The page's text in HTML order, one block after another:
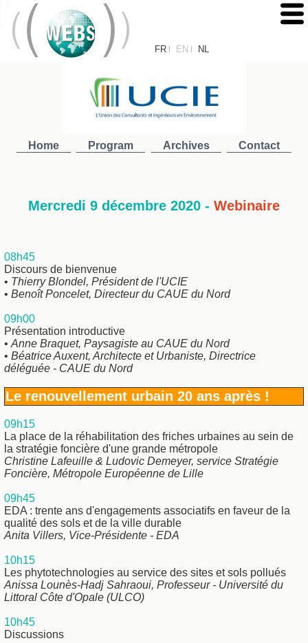
FR | EN | NL
Home Program Archives Contact
Mercredi 9 décembre 2020 - Webinaire
08h45
Discours de bienvenue
• Thierry Blondel, Président de l'UCIE
• Benoît Poncelet, Directeur du CAUE du Nord
09h00
Présentation introductive
• Anne Braquet, Paysagiste au CAUE du Nord
• Béatrice Auxent, Architecte et Urbaniste, Directrice
déléguée - CAUE du Nord
Le renouvellement urbain 20 ans après !
09h15
La place de la réhabilitation des friches urbaines au sein de
la stratégie foncière d'une grande métropole
Christine Lafeuille & Ludovic Demeyer, service Stratégie
Foncière, Métropole Européenne de Lille
09h45
EDA : trente ans d'engagements associatifs en faveur de la
qualité des sols et de la ville durable
Anita Villers, Vice-Présidente - EDA
10h15
Les phytotechnologies au service des sites et sols pollués
Anissa Lounès-Hadj Sahraoui, Professeur - Université du
Littoral Côte d'Opale (ULCO)
10h45
Discussions